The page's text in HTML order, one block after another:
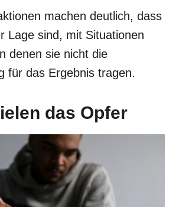
machen deutlich, dass
Lage sind, mit Situationen
denen sie nicht die
für das Ergebnis tragen.
das Opfer